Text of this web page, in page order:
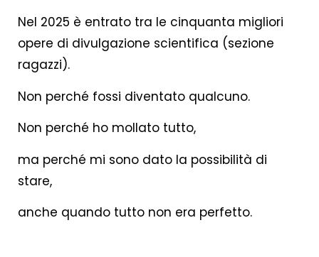
Nel 2025 è entrato tra le cinquanta migliori
opere di divulgazione scientifica (sezione
ragazzi).
Non perché fossi diventato qualcuno.
Non perché ho mollato tutto,
ma perché mi sono dato la possibilità di
stare,
anche quando tutto non era perfetto.